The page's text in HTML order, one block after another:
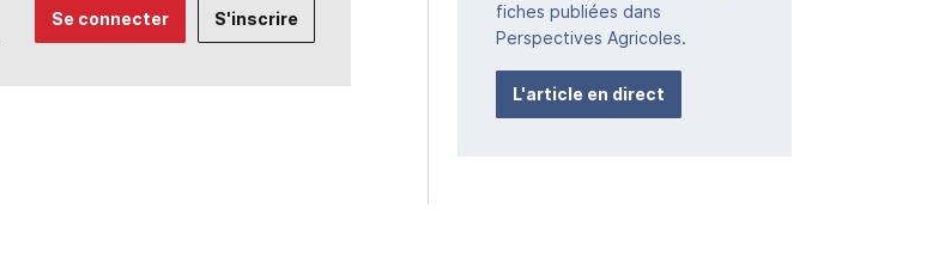
Se connecter S'inscrire
fiches publiées dans
Perspectives Agricoles.
L'article en direct